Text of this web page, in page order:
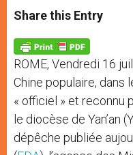
t
s
p
p
s
e
g
e
r
e
b
o
k
Share this Entry
ROME, Vendredi 16
Chine populaire, dans
« officiel » et reconnu
le diocèse de Yan’an
dépêche publiée